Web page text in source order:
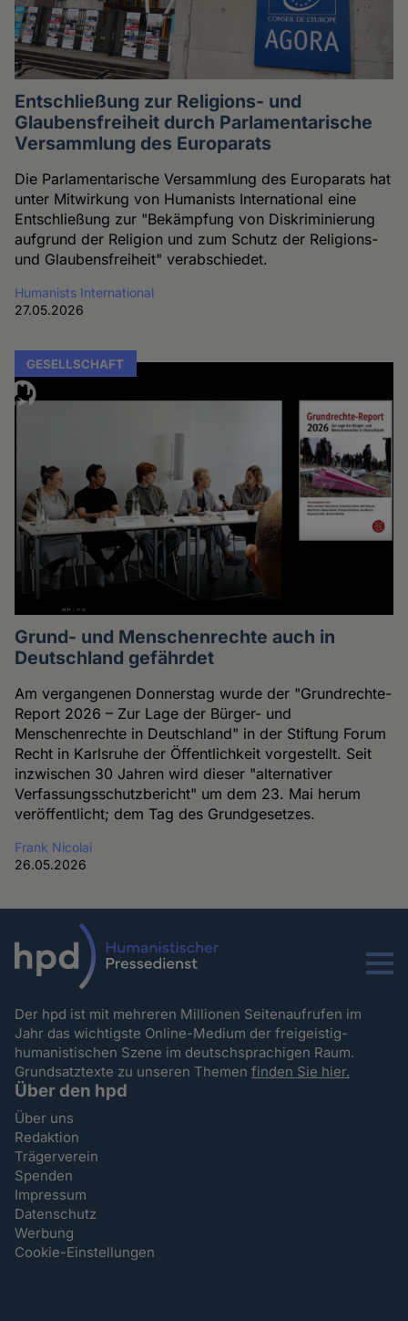
Entschließung zur Religions- und
Glaubensfreiheit durch Parlamentarische
Versammlung des Europarats
Die Parlamentarische Versammlung des Europarats hat
unter Mitwirkung von Humanists International eine
Entschließung zur "Bekämpfung von Diskriminierung
aufgrund der Religion und zum Schutz der Religions-
und Glaubensfreiheit" verabschiedet.
Humanists International
27.05.2026
GESELLSCHAFT
Grund- und Menschenrechte auch in
Deutschland gefährdet
Am vergangenen Donnerstag wurde der "Grundrechte-
Report 2026 – Zur Lage der Bürger- und
Menschenrechte in Deutschland" in der Stiftung Forum
Recht in Karlsruhe der Öffentlichkeit vorgestellt. Seit
inzwischen 30 Jahren wird dieser "alternativer
Verfassungsschutzbericht" um dem 23. Mai herum
veröffentlicht; dem Tag des Grundgesetzes.
Frank Nicolai
26.05.2026
Menu
Der hpd ist mit mehreren Millionen Seitenaufrufen im
Jahr das wichtigste Online-Medium der freigeistig-
humanistischen Szene im deutschsprachigen Raum.
Grundsatztexte zu unseren Themenfinden Sie hier.
Über den hpd
Über uns
Redaktion
Trägerverein
Spenden
Impressum
Datenschutz
Werbung
Cookie-Einstellungen